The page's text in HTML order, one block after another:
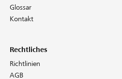
Glossar
Kontakt
Rechtliches
Richtlinien
AGB